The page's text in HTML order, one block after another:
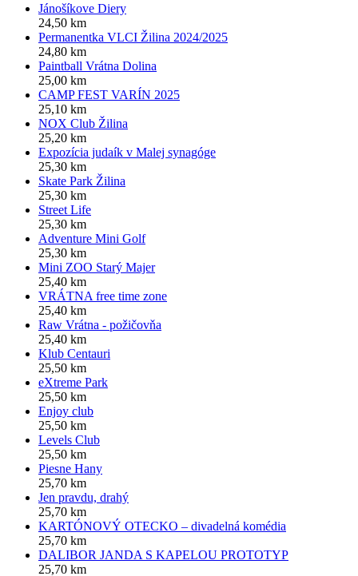
Jánošíkove Diery
24,50 km
Permanentka VLCI Žilina 2024/2025
24,80 km
Paintball Vrátna Dolina
25,00 km
CAMP FEST VARÍN 2025
25,10 km
NOX Club Žilina
25,20 km
Expozícia judaík v Malej synagóge
25,30 km
Skate Park Žilina
25,30 km
Street Life
25,30 km
Adventure Mini Golf
25,30 km
Mini ZOO Starý Majer
25,40 km
VRÁTNA free time zone
25,40 km
Raw Vrátna - požičovňa
25,40 km
Klub Centauri
25,50 km
eXtreme Park
25,50 km
Enjoy club
25,50 km
Levels Club
25,50 km
Piesne Hany
25,70 km
Jen pravdu, drahý
25,70 km
KARTÓNOVÝ OTECKO – divadelná komédia
25,70 km
DALIBOR JANDA S KAPELOU PROTOTYP
25,70 km